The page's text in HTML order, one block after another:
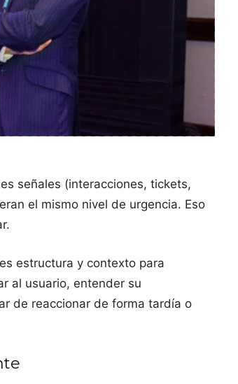
señales (interacciones, tickets,
el mismo nivel de urgencia. Eso
estructura y contexto para
al usuario, entender su
de reaccionar de forma tardía o